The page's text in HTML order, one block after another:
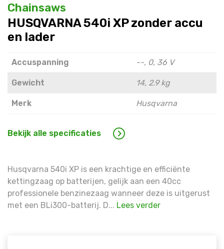
Chainsaws
HUSQVARNA 540i XP zonder accu
en lader
Accuspanning --, 0, 36 V
Gewicht 14, 2.9 kg
Merk Husqvarna
Bekijk alle specificaties
Husqvarna 540i XP is een krachtige en efficiënte
kettingzaag op batterijen, gelijk aan een 40cc
professionele benzinezaag wanneer deze is uitgerust
met een BLi300-batterij. D... Lees verder